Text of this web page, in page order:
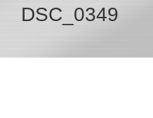
DSC_0349